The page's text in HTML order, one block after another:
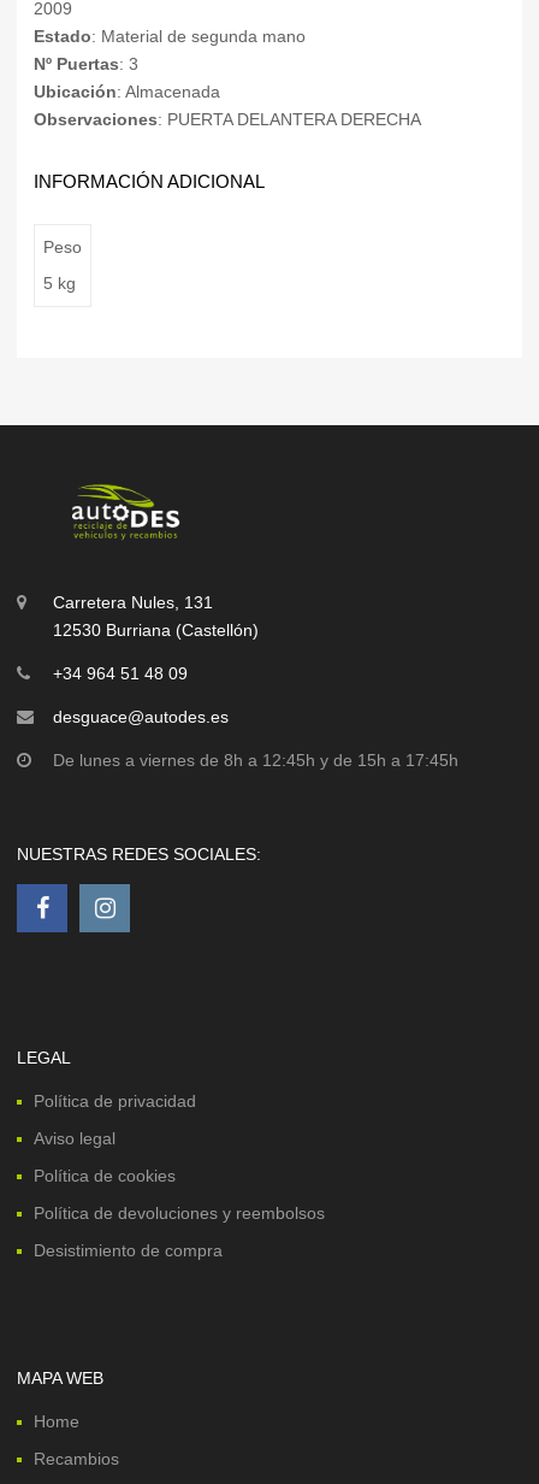
2009
Estado: Material de segunda mano
Nº Puertas: 3
Ubicación: Almacenada
Observaciones: PUERTA DELANTERA DERECHA
INFORMACIÓN ADICIONAL
Peso
5 kg
Carretera Nules, 131
12530 Burriana (Castellón)
+34 964 51 48 09
desguace@autodes.es
De lunes a viernes de 8h a 12:45h y de 15h a 17:45h
NUESTRAS REDES SOCIALES:
LEGAL
Política de privacidad
Aviso legal
Política de cookies
Política de devoluciones y reembolsos
Desistimiento de compra
MAPA WEB
Home
Recambios